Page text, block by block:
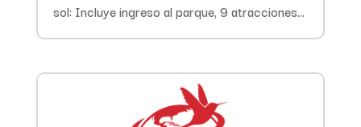
sol: Incluye ingreso al parque, 9 atracciones...